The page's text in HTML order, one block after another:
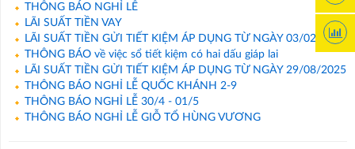
THÔNG BÁO NGHỈ LỄ
LÃI SUẤT TIỀN VAY
LÃI SUẤT TIỀN GỬI TIẾT KIỆM ÁP DỤNG TỪ NGÀY 03/02/2026
THÔNG BÁO về việc sổ tiết kiệm có hai dấu giáp lai
LÃI SUẤT TIỀN GỬI TIẾT KIỆM ÁP DỤNG TỪ NGÀY 29/08/2025
THÔNG BÁO NGHỈ LỄ QUỐC KHÁNH 2-9
THÔNG BÁO NGHỈ LỄ 30/4 - 01/5
THÔNG BÁO NGHỈ LỄ GIỖ TỔ HÙNG VƯƠNG